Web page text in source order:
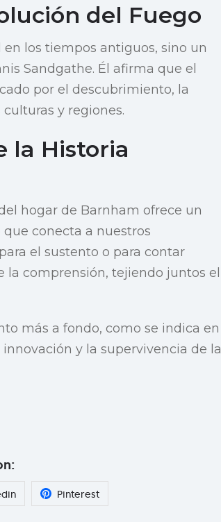
del Fuego
los tiempos antiguos, sino un
Sandgathe. Él afirma que el
por el descubrimiento, la
y regiones.
la Historia
hogar de Barnham ofrece un
conecta a nuestros
el sustento o para contar
la comprensión, tejiendo juntos el
más a fondo, como se indica en
y la supervivencia de la
Pinterest